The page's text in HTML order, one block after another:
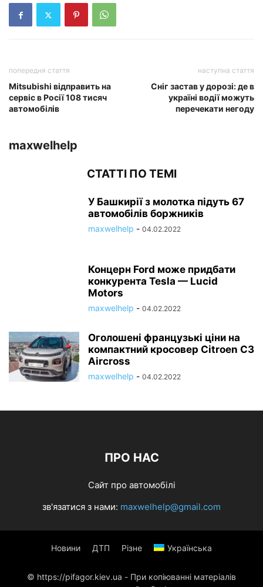
попередня стаття
Mitsubishi відправить на
сервіс в Росії 108 тисяч
автомобілів
наступна стаття
Сніг застав у дорозі: де в
україні водії можуть
перечекати негоду
maxwelhelp
СТАТТІ ПО ТЕМІ
У Башкирії з молотка підуть 67
автомобілів боржників
maxwelhelp - 04.02.2022
Концерн Ford може придбати
конкурента Tesla — Lucid
Motors
maxwelhelp - 04.02.2022
Оголошені французькі ціни на
компактний кросовер Citroen C3
Aircross
maxwelhelp - 04.02.2022
ПРО НАС
Сайт про автомобілі
зв'язатися з нами: maxwelhelp@gmail.com
Новини ДТП Різне Українська
© https://pifagor.kiev.ua - При копіюванні матеріалів